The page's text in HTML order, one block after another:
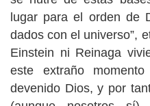
lugar para el orden de
dados con el universo”,
Einstein ni Reinaga
este extraño
devenido Dios, y por